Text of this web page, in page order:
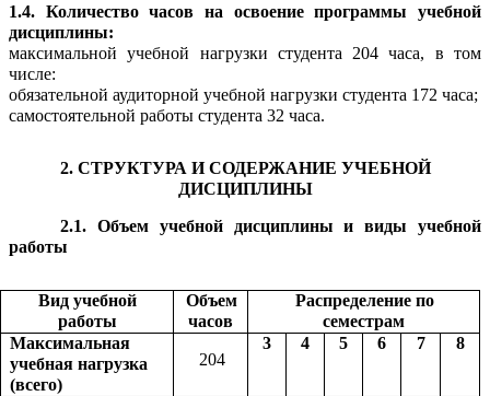
1.4. Количество часов на освоение программы учебной
дисциплины:
максимальной учебной нагрузки студента 204 часа, в том
числе:
обязательной аудиторной учебной нагрузки студента 172 часа;
самостоятельной работы студента 32 часа.
2. СТРУКТУРА И СОДЕРЖАНИЕ УЧЕБНОЙ
ДИСЦИПЛИНЫ
2.1. Объем учебной дисциплины и виды учебной
работы
Вид учебной
работы
Объем
часов
Распределение по
семестрам
Максимальная
учебная нагрузка
(всего)
204
3 4 5 6 7 8